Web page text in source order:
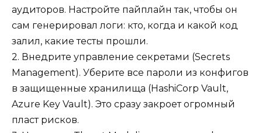
аудиторов. Настройте пайплайн так, чтобы он
сам генерировал логи: кто, когда и какой код
залил, какие тесты прошли.
2. Внедрите управление секретами (Secrets
Management). Уберите все пароли из конфигов
в защищенные хранилища (HashiCorp Vault,
Azure Key Vault). Это сразу закроет огромный
пласт рисков.